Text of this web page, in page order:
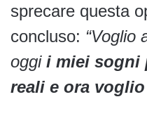
sprecare questa
concluso: “Voglio
oggi i miei sogni
reali e ora